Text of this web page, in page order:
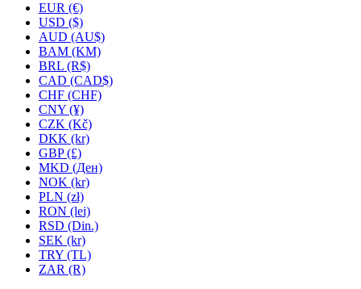
EUR (€)
USD ($)
AUD (AU$)
BAM (KM)
BRL (R$)
CAD (CAD$)
CHF (CHF)
CNY (¥)
CZK (Kč)
DKK (kr)
GBP (£)
MKD (Ден)
NOK (kr)
PLN (zł)
RON (lei)
RSD (Din.)
SEK (kr)
TRY (TL)
ZAR (R)